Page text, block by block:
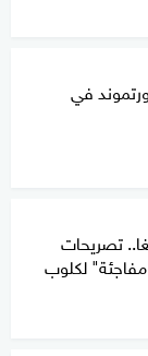
في
تصريحات
لكلوب